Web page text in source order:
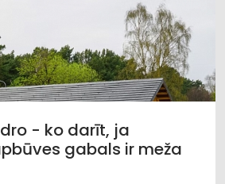
- ko darīt, ja
gabals ir meža